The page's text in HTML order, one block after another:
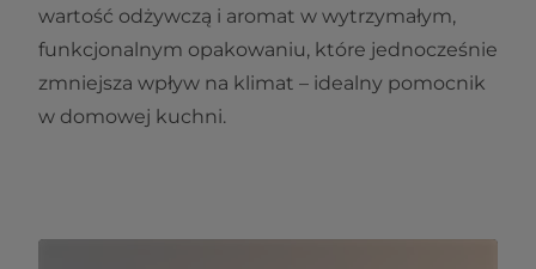
wartość odżywczą i aromat w wytrzymałym,
funkcjonalnym opakowaniu, które jednocześnie
zmniejsza wpływ na klimat – idealny pomocnik
w domowej kuchni.